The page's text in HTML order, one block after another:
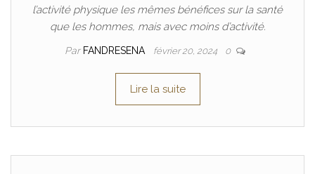
l’activité physique les mêmes bénéfices sur la santé
que les hommes, mais avec moins d’activité.
Par FANDRESENA février 20, 2024 0
Lire la suite